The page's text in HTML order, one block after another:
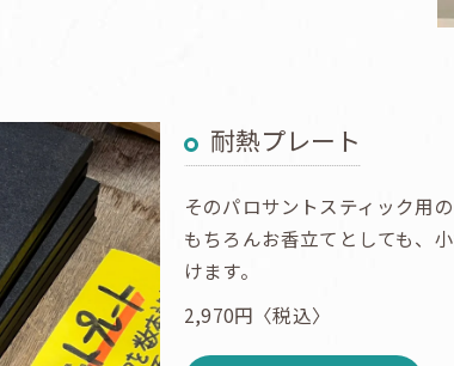
耐熱プレート
そのパロサントスティック用
もちろんお香立てとしても、
けます。
2,970円〈税込〉